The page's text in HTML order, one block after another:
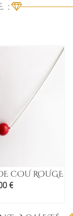
:
COU ROUGE
€